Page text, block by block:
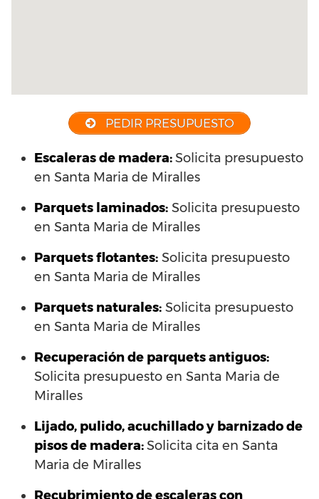
PEDIR PRESUPUESTO
Escaleras de madera:Solicita presupuesto
en Santa Maria de Miralles
Parquets laminados: Solicita presupuesto
en Santa Maria de Miralles
Parquets flotantes: Solicita presupuesto
en Santa Maria de Miralles
Parquets naturales: Solicita presupuesto
en Santa Maria de Miralles
Recuperación de parquets antiguos:
Solicita presupuesto en Santa Maria de
Miralles
Lijado, pulido, acuchillado y barnizado de
pisos de madera:Solicita cita en Santa
Maria de Miralles
Recubrimiento de escaleras con